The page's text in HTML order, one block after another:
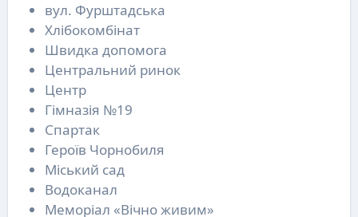
вул. Фурштадська
Хлібокомбінат
Швидка допомога
Центральний ринок
Центр
Гімназія №19
Спартак
Героїв Чорнобиля
Міський сад
Водоканал
Меморіал «Вічно живим»